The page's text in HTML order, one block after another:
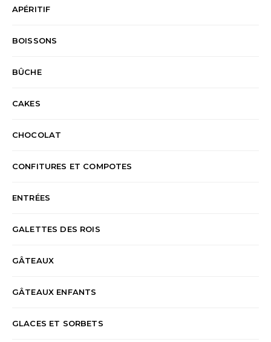
APÉRITIF
BOISSONS
BÛCHE
CAKES
CHOCOLAT
CONFITURES ET COMPOTES
ENTRÉES
GALETTES DES ROIS
GÂTEAUX
GÂTEAUX ENFANTS
GLACES ET SORBETS